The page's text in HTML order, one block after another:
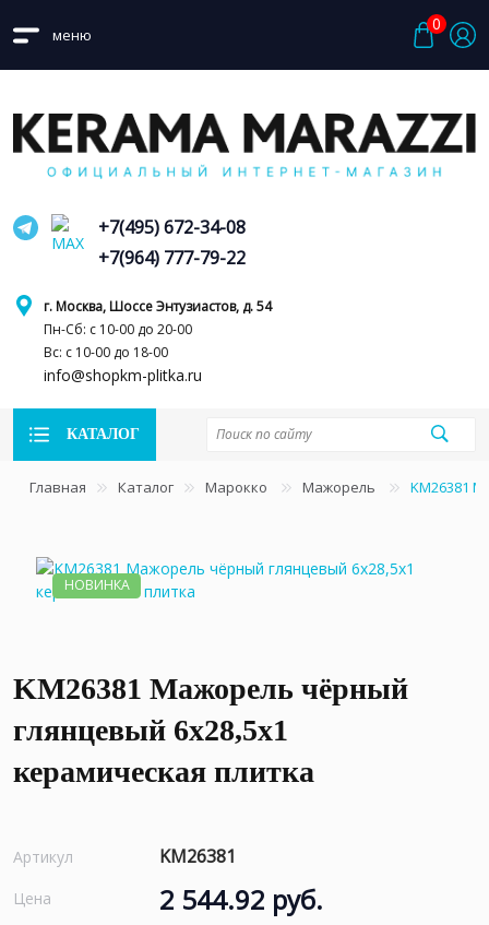
меню
0
г. Москва, Шоссе Энтузиастов, д. 54
Пн-Сб: с 10-00 до 20-00
Вс: с 10-00 до 18-00
info@shopkm-plitka.ru
+7(495) 672-34-08
+7(964) 777-79-22
КАТАЛОГ
Главная Каталог Марокко Мажорель KM26381
НОВИНКА
KM26381 Мажорель чёрный
глянцевый 6x28,5x1
керамическая плитка
Артикул KM26381
Цена 2 544.92 руб.